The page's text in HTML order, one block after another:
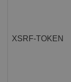
XSRF-TOKEN